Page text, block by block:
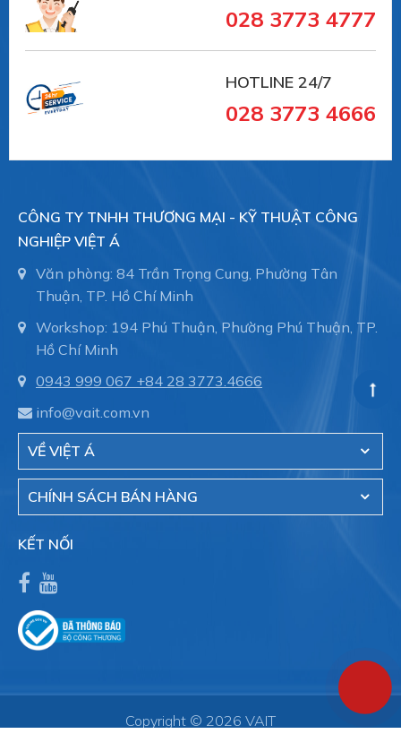
028 3773 4777
HOTLINE 24/7
028 3773 4666
CÔNG TY TNHH THƯƠNG MẠI - KỸ THUẬT CÔNG
NGHIỆP VIỆT Á
Văn phòng: 84 Trần Trọng Cung, Phường Tân
Thuận, TP. Hồ Chí Minh
Workshop: 194 Phú Thuận, Phường Phú Thuận, TP.
Hồ Chí Minh
0943 999 067 +84 28 3773.4666
info@vait.com.vn
VỀ VIỆT Á
CHÍNH SÁCH BÁN HÀNG
KẾT NỐI
Copyright © 2026 VAIT